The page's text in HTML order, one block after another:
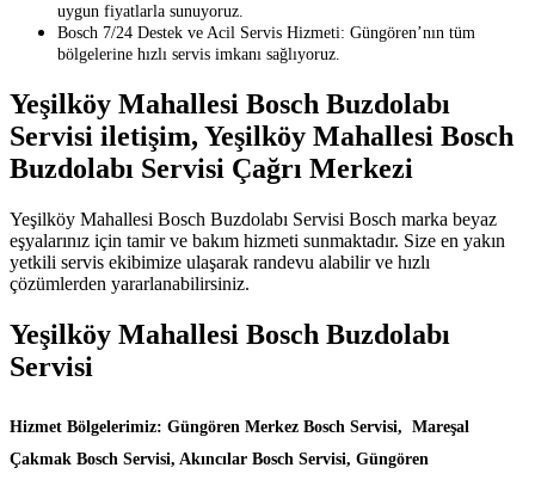
uygun fiyatlarla sunuyoruz.
Bosch 7/24 Destek ve Acil Servis Hizmeti: Güngören’nın tüm
bölgelerine hızlı servis imkanı sağlıyoruz.
Yeşilköy Mahallesi Bosch Buzdolabı
Servisi iletişim, Yeşilköy Mahallesi Bosch
Buzdolabı Servisi Çağrı Merkezi
Yeşilköy Mahallesi Bosch Buzdolabı Servisi Bosch marka beyaz
eşyalarınız için tamir ve bakım hizmeti sunmaktadır. Size en yakın
yetkili servis ekibimize ulaşarak randevu alabilir ve hızlı
çözümlerden yararlanabilirsiniz.
Yeşilköy Mahallesi Bosch Buzdolabı
Servisi
Hizmet Bölgelerimiz: Güngören Merkez Bosch Servisi, Mareşal
Çakmak Bosch Servisi, Akıncılar Bosch Servisi, Güngören